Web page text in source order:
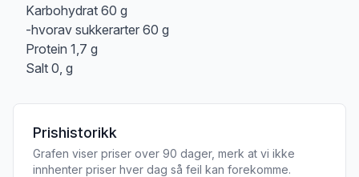
Karbohydrat 60 g
-hvorav sukkerarter 60 g
Protein 1,7 g
Salt 0, g
Prishistorikk
Grafen viser priser over 90 dager, merk at vi ikke
innhenter priser hver dag så feil kan forekomme.